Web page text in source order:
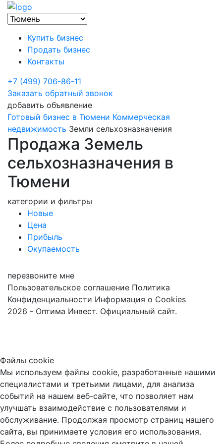
Купить бизнес
Продать бизнес
Контакты
+7 (499) 706-86-11
Заказать обратный звонок
добавить объявление
Готовый бизнес в Тюмени Коммерческая
недвижимость Земли сельхозназначения
Продажа Земель
сельхозназначения в
Тюмени
категории и фильтры
Новые
Цена
Прибыль
Окупаемость
перезвоните мне
Пользовательское соглашение Политика
Конфиденциальности Информация о Cookies
2026 - Оптима Инвест. Официальный сайт.
Файлы cookie
Мы используем файлы cookie, разработанные нашими
специалистами и третьими лицами, для анализа
событий на нашем веб-сайте, что позволяет нам
улучшать взаимодействие с пользователями и
обслуживание. Продолжая просмотр страниц нашего
сайта, вы принимаете условия его использования.